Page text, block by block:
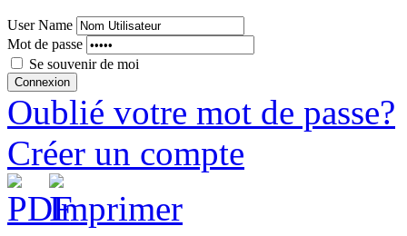
User Name
Mot de passe
Se souvenir de moi
Oublié votre mot de passe?
Créer un compte